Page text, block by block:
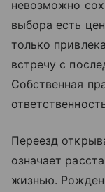
невозможно
выбора есть
только
встречу с
Собственная
Переезд
означает
жизнью.